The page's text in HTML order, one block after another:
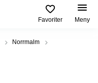
Favoriter Meny
Norrmalm